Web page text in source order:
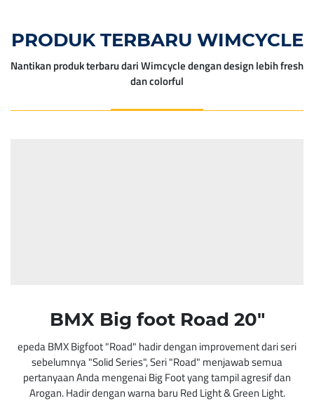
PRODUK TERBARU WIMCYCLE
Nantikan produk terbaru dari Wimcycle dengan design lebih fresh
dan colorful
BMX Big foot Road 20"
epeda BMX Bigfoot "Road" hadir dengan improvement dari seri
sebelumnya "Solid Series", Seri "Road" menjawab semua
pertanyaan Anda mengenai Big Foot yang tampil agresif dan
Arogan. Hadir dengan warna baru Red Light & Green Light.